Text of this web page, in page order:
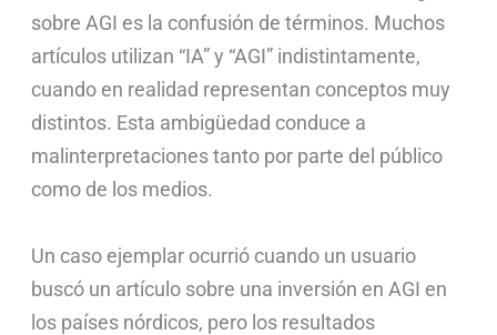
sobre AGI es la confusión de términos. Muchos
artículos utilizan “IA” y “AGI” indistintamente,
cuando en realidad representan conceptos muy
distintos. Esta ambigüedad conduce a
malinterpretaciones tanto por parte del público
como de los medios.
Un caso ejemplar ocurrió cuando un usuario
buscó un artículo sobre una inversión en AGI en
los países nórdicos, pero los resultados